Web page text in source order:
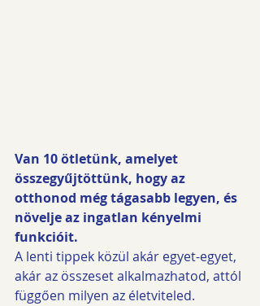
Van 10 ötletünk, amelyet
összegyűjtöttünk, hogy az
otthonod még tágasabb legyen, és
növelje az ingatlan kényelmi
funkcióit.
A lenti tippek közül akár egyet-egyet,
akár az összeset alkalmazhatod, attól
függően milyen az életviteled.